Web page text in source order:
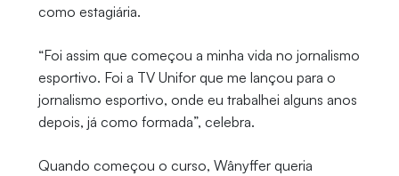
como estagiária.
“Foi assim que começou a minha vida no jornalismo
esportivo. Foi a TV Unifor que me lançou para o
jornalismo esportivo, onde eu trabalhei alguns anos
depois, já como formada”, celebra.
Quando começou o curso, Wânyffer queria